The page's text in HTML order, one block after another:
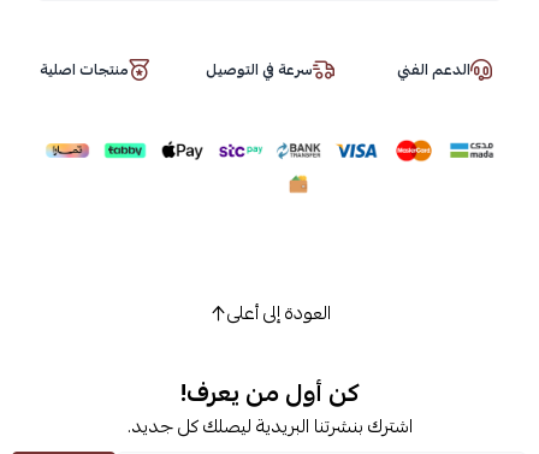
الدعم الفني سرعة في التوصيل منتجات اصلية
العودة إلى أعلى
كن أول من يعرف!
اشترك بنشرتنا البريدية ليصلك كل جديد.